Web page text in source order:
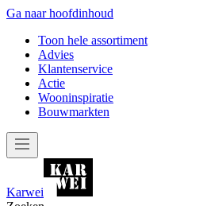
Ga naar hoofdinhoud
Toon hele assortiment
Advies
Klantenservice
Actie
Wooninspiratie
Bouwmarkten
Karwei